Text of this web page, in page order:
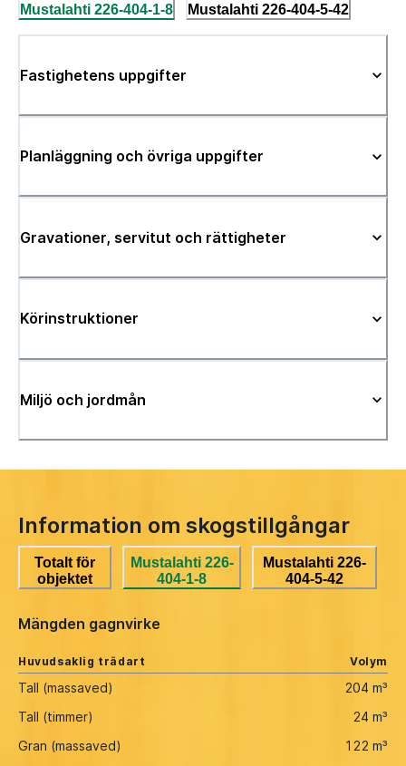
Mustalahti 226-404-1-8 Mustalahti 226-404-5-42
Fastighetens uppgifter
Planläggning och övriga uppgifter
Gravationer, servitut och rättigheter
Körinstruktioner
Miljö och jordmån
Information om skogstillgångar
Totalt för
objektet
Mustalahti 226-
404-1-8
Mustalahti 226-
404-5-42
Mängden gagnvirke
Huvudsaklig trädart Volym
Tall (massaved)
204 m³
Tall (timmer)
24 m³
Gran (massaved)
122 m³